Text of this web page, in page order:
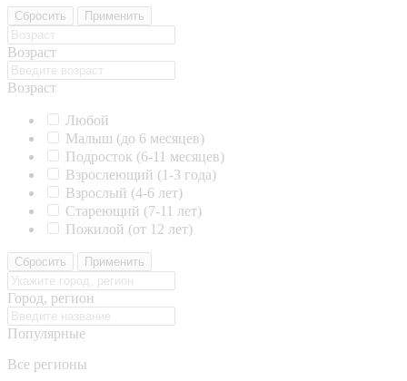
Сбросить Применить
Возраст
Возраст
Любой
Малыш (до 6 месяцев)
Подросток (6-11 месяцев)
Взрослеющий (1-3 года)
Взрослый (4-6 лет)
Стареющий (7-11 лет)
Пожилой (от 12 лет)
Сбросить Применить
Город, регион
Популярные
Все регионы